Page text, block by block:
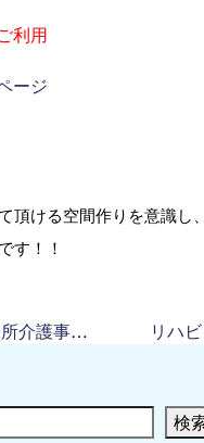
利用
ージ
頂ける空間作りを意識し
す！！
護事業所
検